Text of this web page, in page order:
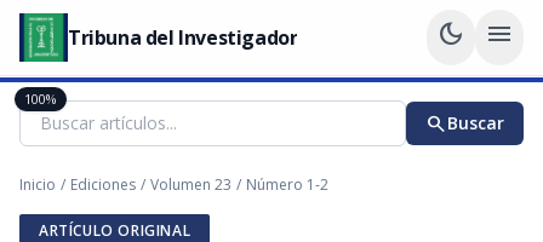
Tribuna del Investigador dark_mode menu
searchBuscar
Inicio / Ediciones / Volumen 23 / Número 1-2
ARTÍCULO ORIGINAL
100%